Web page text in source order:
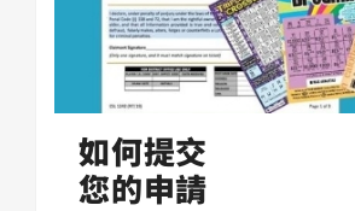
如何提交
您的申請